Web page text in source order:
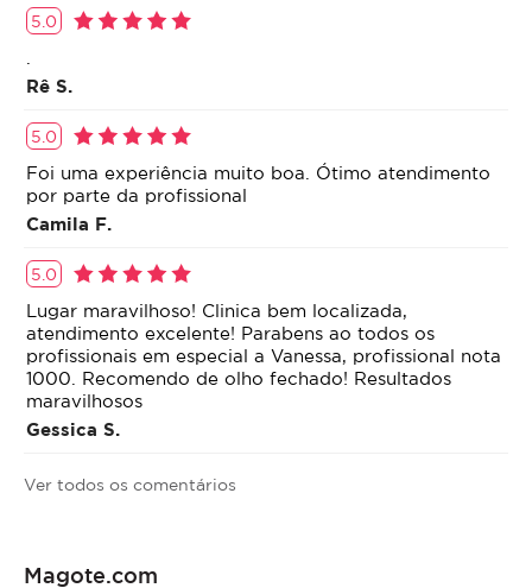
5.0
Rê S.
5.0
Foi uma experiência muito boa. Ótimo atendimento
por parte da profissional
Camila F.
5.0
Lugar maravilhoso! Clinica bem localizada,
atendimento excelente! Parabens ao todos os
profissionais em especial a Vanessa, profissional nota
1000. Recomendo de olho fechado! Resultados
maravilhosos
Gessica S.
Ver todos os comentários
Magote.com